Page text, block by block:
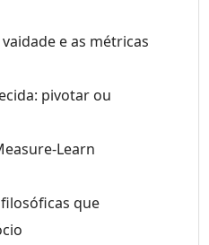
e as métricas
pivotar ou
Learn
que